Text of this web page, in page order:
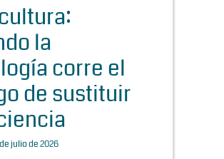
la
corre el
de sustituir
julio de 2026